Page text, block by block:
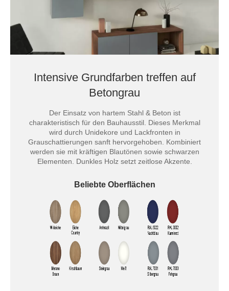
Intensive Grundfarben treffen auf
Betongrau
Der Einsatz von hartem Stahl & Beton ist
charakteristisch für den Bauhausstil. Dieses Merkmal
wird durch Unidekore und Lackfronten in
Grauschattierungen sanft hervorgehoben. Kombiniert
werden sie mit kräftigen Blautönen sowie schwarzen
Elementen. Dunkles Holz setzt zeitlose Akzente.
Beliebte Oberflächen